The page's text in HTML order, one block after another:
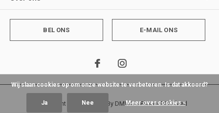
BEL ONS E-MAIL ONS
© Copyright - Theme By DMWSxPlus+-RSS-feed
Wij slaan cookies op om onze website te verbeteren. Is dat akkoord?
Ja Nee Meer over cookies »